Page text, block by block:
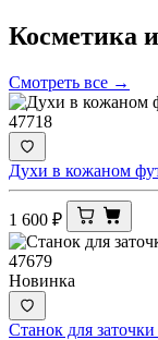
Косметика и
Смотреть все →
47718
Духи в кожаном
1 600 ₽
47679
Новинка
Станок для